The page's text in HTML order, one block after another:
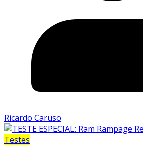
Ricardo Caruso
Testes